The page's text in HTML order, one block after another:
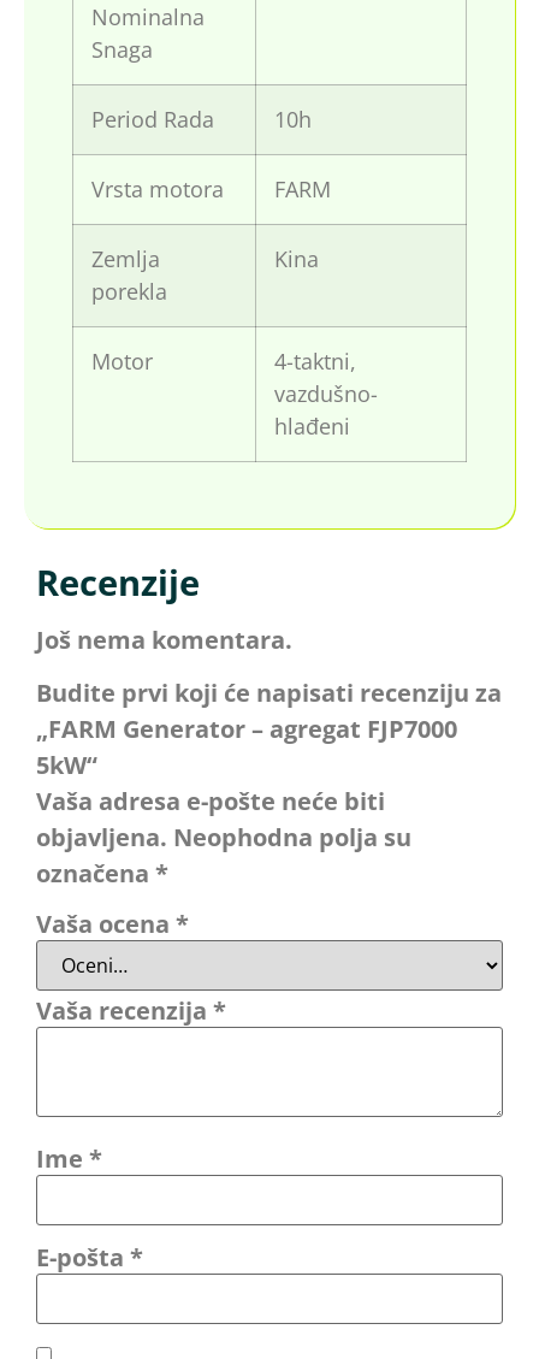
Nominalna
Snaga
Period Rada 10h
Vrsta motora FARM
Zemlja
porekla
Kina
Motor
4-taktni,
vazdušno-
hlađeni
Recenzije
Još nema komentara.
Budite prvi koji će napisati recenziju za
„FARM Generator – agregat FJP7000
5kW“
Vaša adresa e-pošte neće biti
objavljena. Neophodna polja su
označena *
Vaša ocena *
Vaša recenzija *
Ime *
E-pošta *